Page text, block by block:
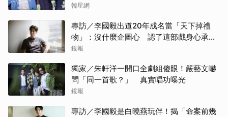
金高
季
韓星網
專訪／李國毅出道20年成名當「天下掉禮
物」：沒什麼企圖心 認了這部戲身心承受
壓力最大
鏡報
獨家／朱軒洋一開口全劇組傻眼！嚴藝文嚇
問「同一首歌？」 真實唱功曝光
鏡報
專訪／李國毅是白曉燕玩伴！揭「命案前幾